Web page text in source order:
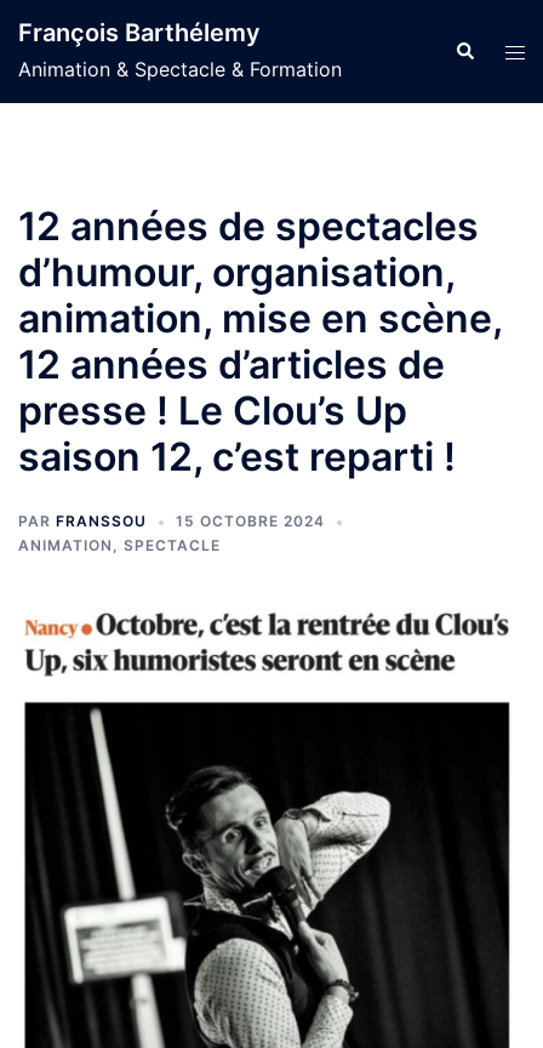
au
contenu
François Barthélemy
Animation & Spectacle & Formation
12 années de spectacles
d’humour, organisation,
animation, mise en scène,
12 années d’articles de
presse ! Le Clou’s Up
saison 12, c’est reparti !
PAR FRANSSOU
15 OCTOBRE 2024
ANIMATION , SPECTACLE